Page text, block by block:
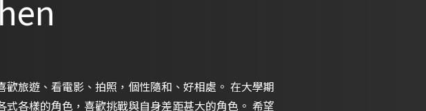
歡旅遊、看電影、拍照，個性隨和、好相處。 在大學期
式各樣的角色，喜歡挑戰與自身差距甚大的角色。 希望